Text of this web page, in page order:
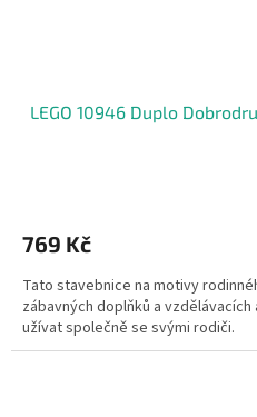
LEGO 10946 Duplo
769 Kč
Tato stavebnice na motivy
zábavných doplňků a
užívat společně se svými rodiči.